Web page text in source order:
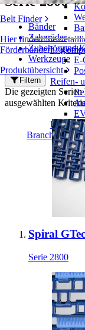
Belt Finder
Hier finden Sie
Förderbändern,
Produktübersicht
Logistik
E-
Reifen-
Bänder
Zahnräder
Zubehör und
Werkzeuge
Filtern
Die gezeigten
ausgewählten
Spiral
Serie 2800